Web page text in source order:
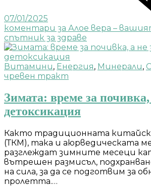
07/01/2025
коментари за Алое вера –
спътник за здраве
Витамини, Енергия, Минерали,
чревен тракт
Зимата: време за почивка,
детоксикация
Както традиционната
(ТКМ), така и аюрведическата
разглеждат зимните месеци
вътрешен размисъл,
на сила, за да се подготвим за
пролетта.…